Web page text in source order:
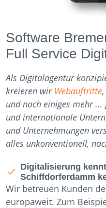
Software
Full Service
Als Digitalagentur
kreieren wir Webauftritte,
und noch einiges mehr
und internationale
und Unternehmungen
alles unkonventionell,
Digitalisierung
Schiffdorferdamm
Wir betreuen Kunden
europaweit. Zum